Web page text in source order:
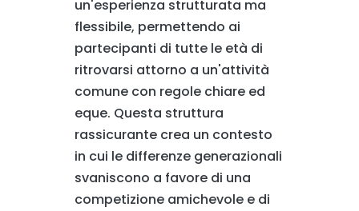
un'esperienza strutturata ma
flessibile, permettendo ai
partecipanti di tutte le età di
ritrovarsi attorno a un'attività
comune con regole chiare ed
eque. Questa struttura
rassicurante crea un contesto
in cui le differenze generazionali
svaniscono a favore di una
competizione amichevole e di